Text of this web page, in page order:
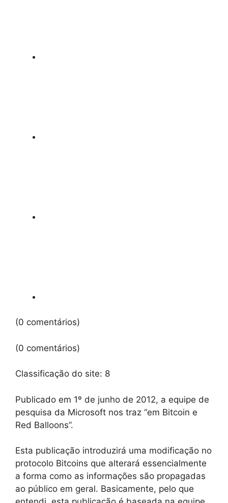
(0 comentários)
(0 comentários)
Classificação do site: 8
Publicado em 1º de junho de 2012, a equipe de
pesquisa da Microsoft nos traz “em Bitcoin e
Red Balloons”.
Esta publicação introduzirá uma modificação no
protocolo Bitcoins que alterará essencialmente
a forma como as informações são propagadas
ao público em geral. Basicamente, pelo que